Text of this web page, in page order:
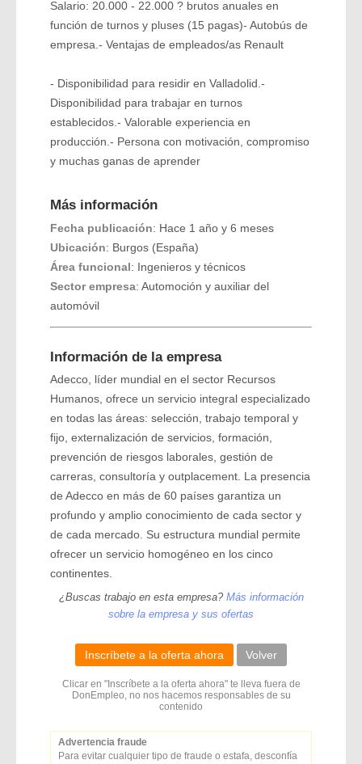
Salario: 20.000 - 22.000 ? brutos anuales en
función de turnos y pluses (15 pagas)- Autobús de
empresa.- Ventajas de empleados/as Renault
- Disponibilidad para residir en Valladolid.-
Disponibilidad para trabajar en turnos
establecidos.- Valorable experiencia en
producción.- Persona con motivación, compromiso
y muchas ganas de aprender
Más información
Fecha publicación: Hace 1 año y 6 meses
Ubicación: Burgos (España)
Área funcional: Ingenieros y técnicos
Sector empresa: Automoción y auxiliar del
automóvil
Información de la empresa
Adecco, líder mundial en el sector Recursos
Humanos, ofrece un servicio integral especializado
en todas las áreas: selección, trabajo temporal y
fijo, externalización de servicios, formación,
prevención de riesgos laborales, gestión de
carreras, consultoría y outplacement. La presencia
de Adecco en más de 60 países garantiza un
profundo y amplio conocimiento de cada sector y
de cada mercado. Su estructura mundial permite
ofrecer un servicio homogéneo en los cinco
continentes.
¿Buscas trabajo en esta empresa? Más información
sobre la empresa y sus ofertas
Inscríbete a la oferta ahora Volver
Clicar en "Inscríbete a la oferta ahora" te lleva fuera de
DonEmpleo, no nos hacemos responsables de su
contenido
Advertencia fraude
Para evitar cualquier tipo de fraude o estafa, desconfía